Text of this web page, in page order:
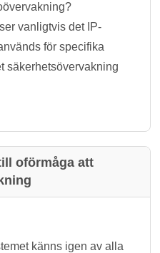
vanligtvis det IP-
för specifika
säkerhetsövervakning
oförmåga att
känns igen av alla